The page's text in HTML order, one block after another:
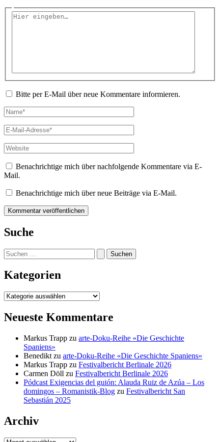
Hier
Bitte per E-Mail über neue Kommentare informieren.
Name*
E-
Mail-
Adresse*
Website
Benachrichtige mich über nachfolgende Kommentare via E-
Mail.
Benachrichtige mich über neue Beiträge via E-Mail.
Suche
Suchen
nach:
Kategorien
Kategorien
Neueste Kommentare
Markus Trapp zu arte-Doku-Reihe «Die Geschichte
Spaniens»
Benedikt zu arte-Doku-Reihe «Die Geschichte Spaniens»
Markus Trapp zu Festivalbericht Berlinale 2026
Carmen Döll zu Festivalbericht Berlinale 2026
Pódcast Exigencias del guión: Alauda Ruiz de Azúa – Los
domingos – Romanistik-Blog zu Festivalbericht San
Sebastián 2025
Archiv